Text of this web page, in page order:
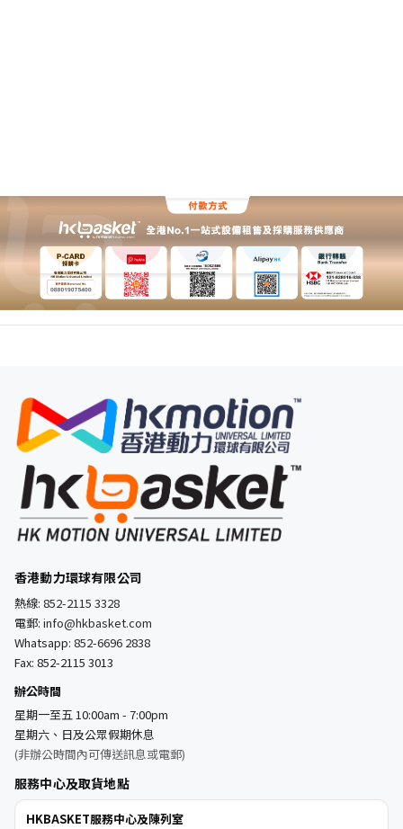
香港動力環球有限公司
熱線: 852-2115 3328
電郵: info@hkbasket.com
Whatsapp: 852-6696 2838
Fax: 852-2115 3013
辦公時間
星期一至五 10:00am - 7:00pm
星期六、日及公眾假期休息
(非辦公時間內可傳送訊息或電郵)
服務中心及取貨地點
HKBASKET服務中心及陳列室